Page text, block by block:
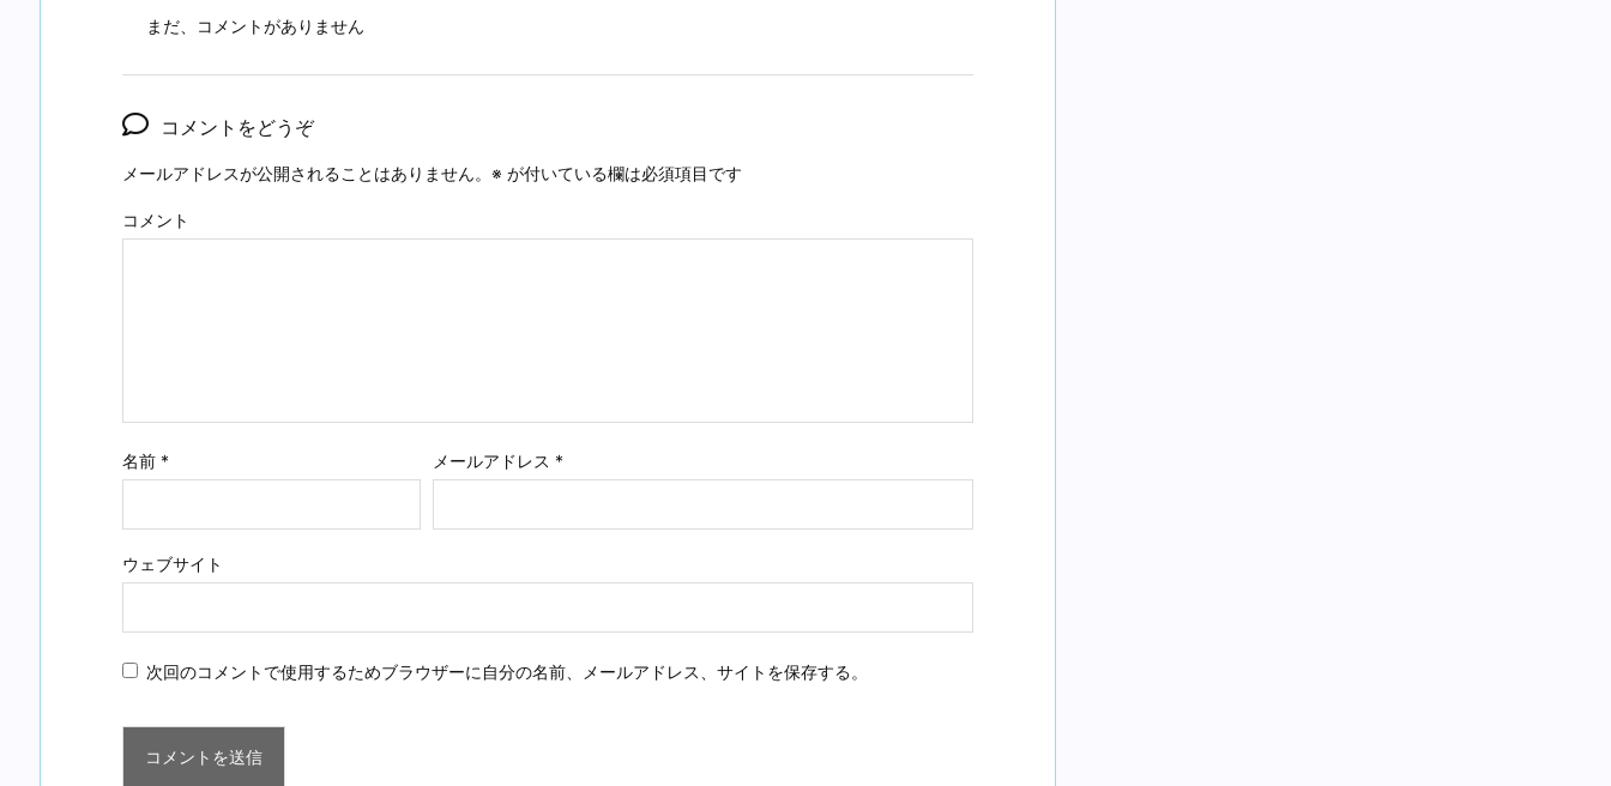
まだ、コメントがありません
コメントをどうぞ
メールアドレスが公開されることはありません。 ※ が付いている欄は必須項目です
コメント
名前 * メールアドレス *
ウェブサイト
次回のコメントで使用するためブラウザーに自分の名前、メールアドレス、サイトを保存する。